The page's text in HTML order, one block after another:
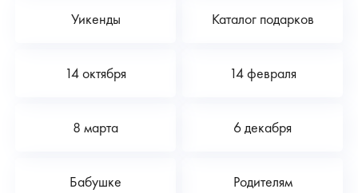
Уикенды Каталог подарков
14 октября 14 февраля
8 марта 6 декабря
Бабушке Родителям